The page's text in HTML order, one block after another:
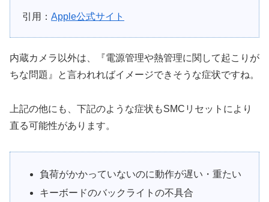
引用： Apple公式サイト
内蔵カメラ以外は、『電源管理や熱管理に関して起こりが
ちな問題』と言われればイメージできそうな症状ですね。
上記の他にも、下記のような症状もSMCリセットにより
直る可能性があります。
負荷がかかっていないのに動作が遅い・重たい
キーボードのバックライトの不具合